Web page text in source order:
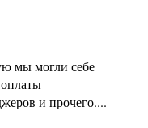
мы могли себе
и прочего....